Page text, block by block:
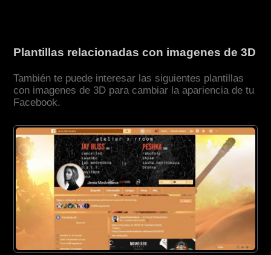
Plantillas relacionadas con imagenes de 3D
También te puede interesar las siguientes plantillas
con imagenes de 3D para cambiar la apariencia de tu
Facebook.